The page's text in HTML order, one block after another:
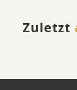
Zuletzt